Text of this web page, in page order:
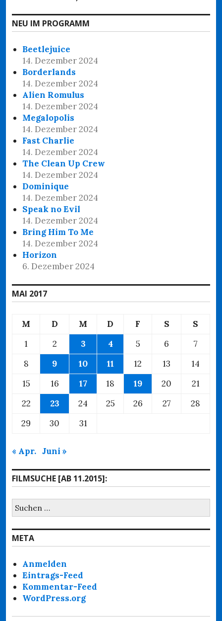
NEU IM PROGRAMM
Beetlejuice
14. Dezember 2024
Borderlands
14. Dezember 2024
Alien Romulus
14. Dezember 2024
Megalopolis
14. Dezember 2024
Fast Charlie
14. Dezember 2024
The Clean Up Crew
14. Dezember 2024
Dominique
14. Dezember 2024
Speak no Evil
14. Dezember 2024
Bring Him To Me
14. Dezember 2024
Horizon
6. Dezember 2024
MAI 2017
M D M D F S
S
1
2 3 4 5 6
7
8
9 10 11 12 13
14
15
16 17 18 19 20
21
22
23 24 25 26 27
28
29
30 31
« Apr. Juni »
FILMSUCHE [AB 11.2015]:
Suchen
nach:
META
Anmelden
Eintrags-Feed
Kommentar-Feed
WordPress.org